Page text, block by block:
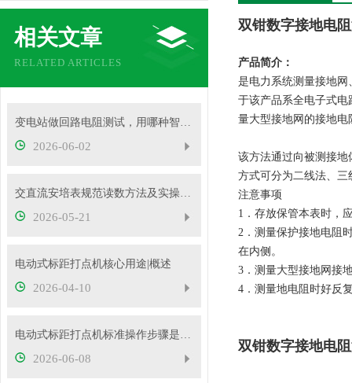
相关文章
RELATED ARTICLES
变电站做回路电阻测试，用哪种智能测试仪更靠谱？
2026-06-02
交直流安培表规范读数方法及实操要点
2026-05-21
电动式标距打点机核心用途|概述
2026-04-10
电动式标距打点机标准操作步骤是什么？5mm/10mm 标距怎么切换？
2026-06-08
双钳数字接地电
产品简介：
是电力系统测量接地
于该产品系全电子式
量大型接地网的接地
该方法通过向被测接
方式可分为二线法、
注意事项
1．存放保管本表时，
2．测量保护接地电阻
在内侧。
3．测量大型接地网接
4．测量地电阻时好反
双钳数字接地电